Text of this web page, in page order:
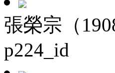
張榮宗（
p224_id